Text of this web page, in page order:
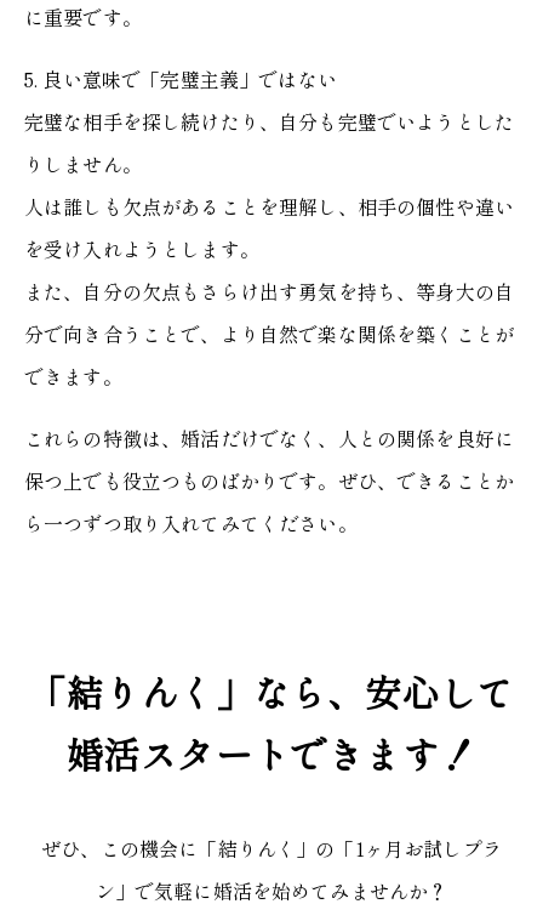
に重要です。
5. 良い意味で「完璧主義」ではない
完璧な相手を探し続けたり、自分も完璧でいようとした
りしません。
人は誰しも欠点があることを理解し、相手の個性や違い
を受け入れようとします。
また、自分の欠点もさらけ出す勇気を持ち、等身大の自
分で向き合うことで、より自然で楽な関係を築くことが
できます。
これらの特徴は、婚活だけでなく、人との関係を良好に
保つ上でも役立つものばかりです。ぜひ、できることか
ら一つずつ取り入れてみてください。
「結りんく」なら、安心して
婚活スタートできます！
ぜひ、この機会に「結りんく」の「1ヶ月お試しプラ
ン」で気軽に婚活を始めてみませんか？